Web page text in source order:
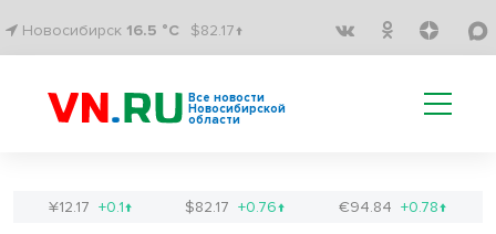
Новосибирск 16.5 °C $82.17↑
Все новости
Новосибирской
области
¥12.17 +0.1↑ $82.17+0.76↑ €94.84+0.78↑